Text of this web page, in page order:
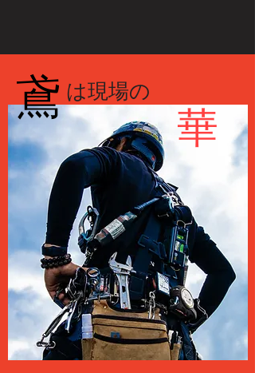
​は現場の
​華
​鳶